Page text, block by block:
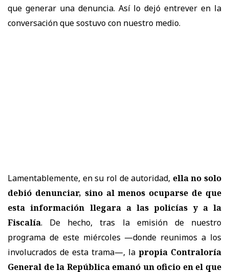
que generar una denuncia. Así lo dejó entrever en la
conversación que sostuvo con nuestro medio.
Lamentablemente, en su rol de autoridad, ella no solo
debió denunciar, sino al menos ocuparse de que
esta información llegara a las policías y a la
Fiscalía. De hecho, tras la emisión de nuestro
programa de este miércoles —donde reunimos a los
involucrados de esta trama—, la propia Contraloría
General de la República emanó un oficio en el que